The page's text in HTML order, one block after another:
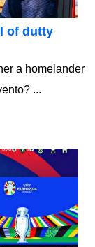
of dutty
a homelander
...